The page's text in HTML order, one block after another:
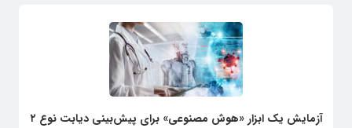
آزمایش یک ابزار «هوش مصنوعی» برای پیش‌بینی دیابت نوع ۲